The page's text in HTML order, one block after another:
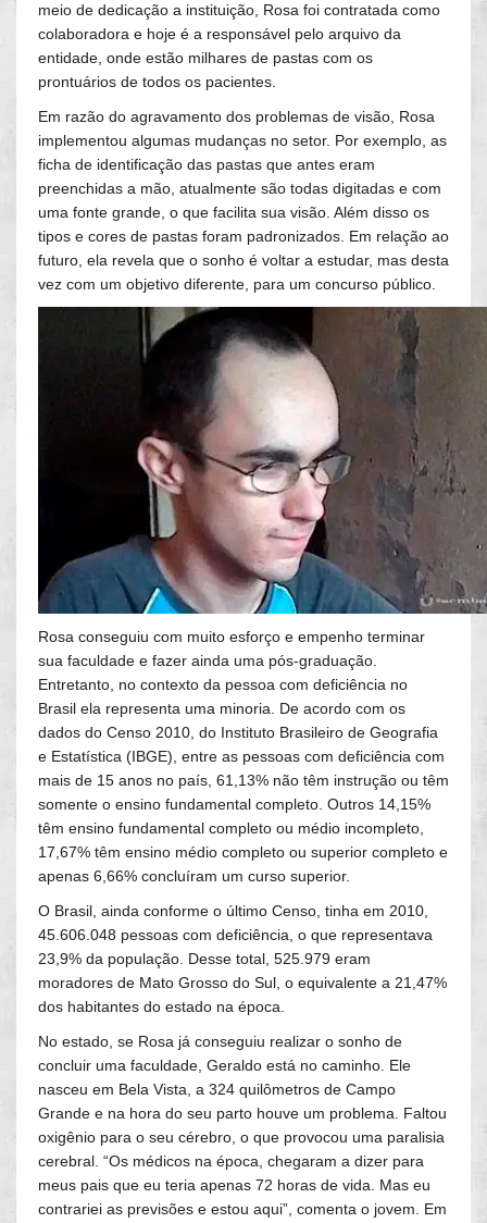
meio de dedicação a instituição, Rosa foi contratada como
colaboradora e hoje é a responsável pelo arquivo da
entidade, onde estão milhares de pastas com os
prontuários de todos os pacientes.
Em razão do agravamento dos problemas de visão, Rosa
implementou algumas mudanças no setor. Por exemplo, as
ficha de identificação das pastas que antes eram
preenchidas a mão, atualmente são todas digitadas e com
uma fonte grande, o que facilita sua visão. Além disso os
tipos e cores de pastas foram padronizados. Em relação ao
futuro, ela revela que o sonho é voltar a estudar, mas desta
vez com um objetivo diferente, para um concurso público.
Rosa conseguiu com muito esforço e empenho terminar
sua faculdade e fazer ainda uma pós-graduação.
Entretanto, no contexto da pessoa com deficiência no
Brasil ela representa uma minoria. De acordo com os
dados do Censo 2010, do Instituto Brasileiro de Geografia
e Estatística (IBGE), entre as pessoas com deficiência com
mais de 15 anos no país, 61,13% não têm instrução ou têm
somente o ensino fundamental completo. Outros 14,15%
têm ensino fundamental completo ou médio incompleto,
17,67% têm ensino médio completo ou superior completo e
apenas 6,66% concluíram um curso superior.
O Brasil, ainda conforme o último Censo, tinha em 2010,
45.606.048 pessoas com deficiência, o que representava
23,9% da população. Desse total, 525.979 eram
moradores de Mato Grosso do Sul, o equivalente a 21,47%
dos habitantes do estado na época.
No estado, se Rosa já conseguiu realizar o sonho de
concluir uma faculdade, Geraldo está no caminho. Ele
nasceu em Bela Vista, a 324 quilômetros de Campo
Grande e na hora do seu parto houve um problema. Faltou
oxigênio para o seu cérebro, o que provocou uma paralisia
cerebral. “Os médicos na época, chegaram a dizer para
meus pais que eu teria apenas 72 horas de vida. Mas eu
contrariei as previsões e estou aqui”, comenta o jovem. Em